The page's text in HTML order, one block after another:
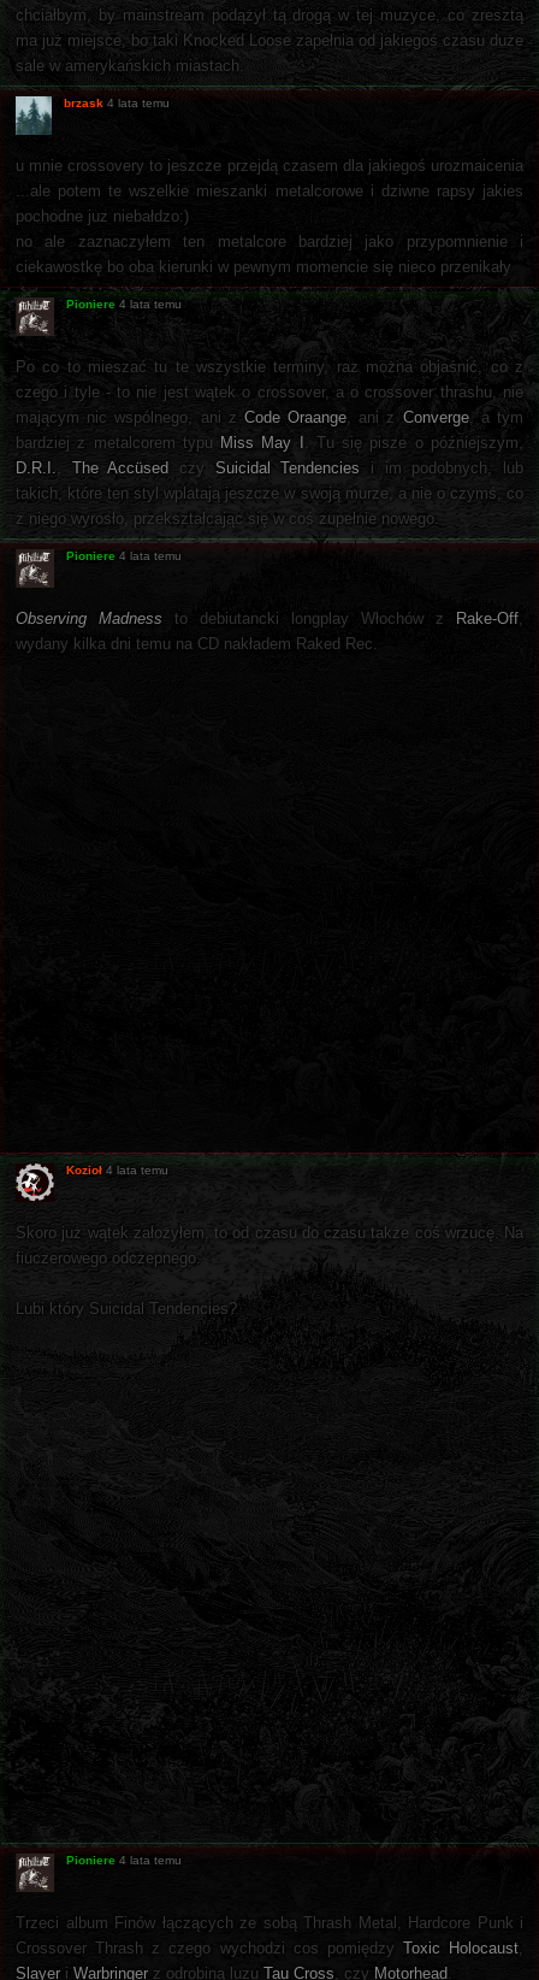
chciałbym, by mainstream podążył tą drogą w tej muzyce, co zresztą
ma już miejsce, bo taki Knocked Loose zapełnia od jakiegoś czasu duże
sale w amerykańskich miastach.
brzask 4 lata temu
u mnie crossovery to jeszcze przejdą czasem dla jakiegoś urozmaicenia
...ale potem te wszelkie mieszanki metalcorowe i dziwne rapsy jakies
pochodne juz niebałdzo:)
no ale zaznaczyłem ten metalcore bardziej jako przypomnienie i
ciekawostkę bo oba kierunki w pewnym momencie się nieco przenikały
Pioniere 4 lata temu
Po co to mieszać tu te wszystkie terminy, raz można objaśnić, co z
czego i tyle - to nie jest wątek o crossover, a o crossover thrashu, nie
mającym nic wspólnego, ani z Code Oraange, ani z Converge, a tym
bardziej z metalcorem typu Miss May I . Tu się pisze o późniejszym,
D.R.I., The Accüsed czy Suicidal Tendencies i im podobnych, lub
takich, które ten styl wplatają jeszcze w swoją murze, a nie o czymś, co
z niego wyrosło, przekształcając się w coś zupełnie nowego.
Pioniere 4 lata temu
Observing Madness to debiutancki longplay Włochów z Rake-Off,
wydany kilka dni temu na CD nakładem Raked Rec.
Kozioł 4 lata temu
Skoro już wątek założyłem, to od czasu do czasu także coś wrzucę. Na
fiuczerowego odczepnego.
Lubi który Suicidal Tendencies?
Pioniere 4 lata temu
Trzeci album Finów łączących ze sobą Thrash Metal, Hardcore Punk i
Crossover Thrash z czego wychodzi cos pomiędzy Toxic Holocaust,
Slayer i Warbringer z odrobiną luzu Tau Cross, czy Motorhead.